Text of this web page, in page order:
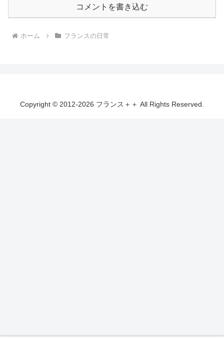
コメントを書き込む
ホーム フランスの日常
Copyright © 2012-2026 フランス＋＋ All Rights Reserved.